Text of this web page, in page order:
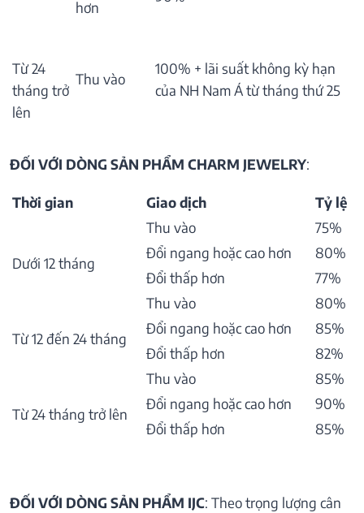
hơn
Từ 24
tháng trở
lên
Thu vào
100% + lãi suất không kỳ hạn
của NH Nam Á từ tháng thứ 25
ĐỐI VỚI DÒNG SẢN PHẨM CHARM JEWELRY:
Thời gian Giao dịch Tỷ lệ
Dưới 12 tháng
Thu vào
75%
Đổi ngang hoặc cao hơn
80%
Đổi thấp hơn
77%
Từ 12 đến 24 tháng
Thu vào
80%
Đổi ngang hoặc cao hơn
85%
Đổi thấp hơn
82%
Từ 24 tháng trở lên
Thu vào
85%
Đổi ngang hoặc cao hơn
90%
Đổi thấp hơn
85%
ĐỐI VỚI DÒNG SẢN PHẨM IJC: Theo trọng lượng cân